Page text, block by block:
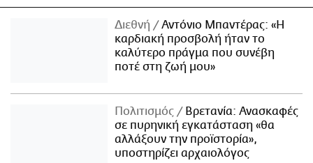
Διεθνή
Αντόνιο Μπαντέρας: «Η
καρδιακή προσβολή ήταν το
καλύτερο πράγμα που συνέβη
ποτέ στη ζωή μου»
Πολιτισμός
Βρετανία: Ανασκαφές
σε πυρηνική εγκατάσταση «θα
αλλάξουν την προϊστορία»,
υποστηρίζει αρχαιολόγος